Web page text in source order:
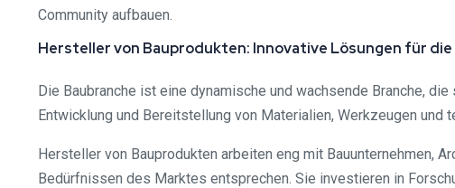
Community aufbauen.
Hersteller von Bauprodukten: Innovative Lösungen für
Die Baubranche ist eine dynamische und wachsende Branche,
Entwicklung und Bereitstellung von Materialien, Werkzeugen und
Hersteller von Bauprodukten arbeiten eng mit Bauunternehmen,
Bedürfnissen des Marktes entsprechen. Sie investieren in